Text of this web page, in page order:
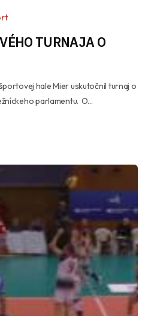
TURNAJA O
hale Mier uskutočnil turnaj o
parlamentu. O...